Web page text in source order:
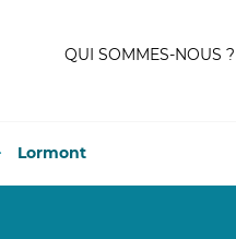
QUI SOMMES-NOUS ?
Lormont